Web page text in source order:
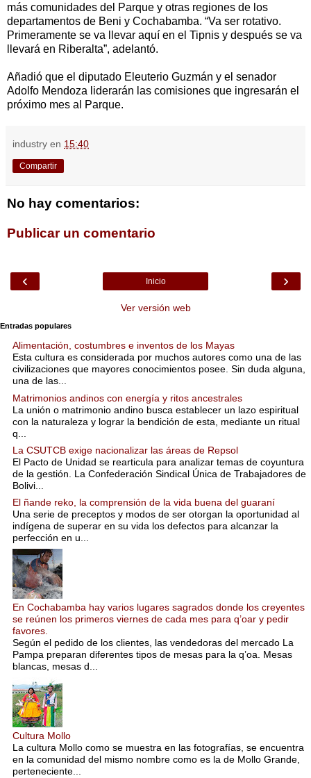
más comunidades del Parque y otras regiones de los
departamentos de Beni y Cochabamba. “Va ser rotativo.
Primeramente se va llevar aquí en el Tipnis y después se va
llevará en Riberalta”, adelantó.
Añadió que el diputado Eleuterio Guzmán y el senador
Adolfo Mendoza liderarán las comisiones que ingresarán el
próximo mes al Parque.
industry en 15:40
Compartir
No hay comentarios:
Publicar un comentario
‹ ›
Inicio
Ver versión web
Entradas populares
Alimentación, costumbres e inventos de los Mayas
Esta cultura es considerada por muchos autores como una de las
civilizaciones que mayores conocimientos posee. Sin duda alguna,
una de las...
Matrimonios andinos con energía y ritos ancestrales
La unión o matrimonio andino busca establecer un lazo espiritual
con la naturaleza y lograr la bendición de esta, mediante un ritual
q...
La CSUTCB exige nacionalizar las áreas de Repsol
El Pacto de Unidad se rearticula para analizar temas de coyuntura
de la gestión. La Confederación Sindical Única de Trabajadores de
Bolivi...
El ñande reko, la comprensión de la vida buena del guaraní
Una serie de preceptos y modos de ser otorgan la oportunidad al
indígena de superar en su vida los defectos para alcanzar la
perfección en u...
En Cochabamba hay varios lugares sagrados donde los creyentes
se reúnen los primeros viernes de cada mes para q’oar y pedir
favores.
Según el pedido de los clientes, las vendedoras del mercado La
Pampa preparan diferentes tipos de mesas para la q’oa. Mesas
blancas, mesas d...
Cultura Mollo
La cultura Mollo como se muestra en las fotografías, se encuentra
en la comunidad del mismo nombre como es la de Mollo Grande,
perteneciente...